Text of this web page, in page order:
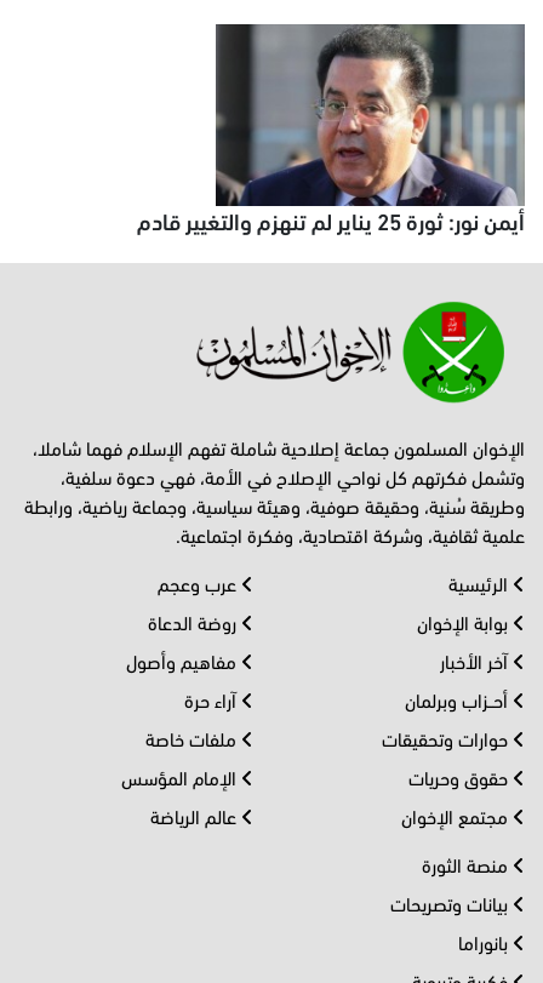
أيمن نور: ثورة 25 يناير لم تنهزم والتغيير قادم
الإخوان المسلمون جماعة إصلاحية شاملة تفهم الإسلام فهما شاملا،
وتشمل فكرتهم كل نواحي الإصلاح في الأمة، فهي دعوة سلفية،
وطريقة سُنية، وحقيقة صوفية، وهيئة سياسية، وجماعة رياضية، ورابطة
علمية ثقافية، وشركة اقتصادية، وفكرة اجتماعية.
الرئيسية
بوابة الإخوان
آخر الأخبار
أحــزاب وبرلمان
حوارات وتحقيقات
حقوق وحريات
مجتمع الإخوان
عرب وعجم
روضة الدعاة
مفاهيم وأصول
آراء حرة
ملفات خاصة
الإمام المؤسس
عالم الرياضة
منصة الثورة
بيانات وتصريحات
بانوراما